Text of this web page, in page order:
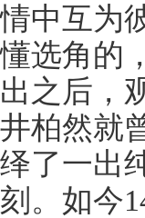
情中互为
懂选角的
出之后，
井柏然就
绎了一出
刻。如今